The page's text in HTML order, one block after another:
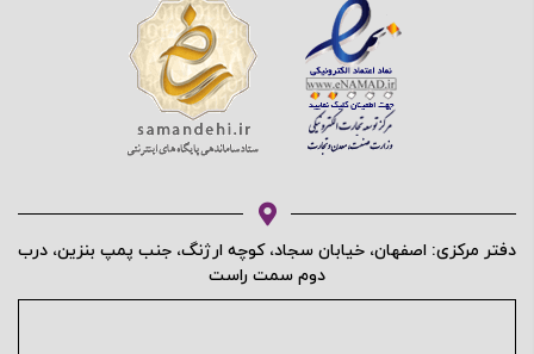
دفتر مرکزی: اصفهان، خیابان سجاد، کوچه ارژنگ، جنب پمپ بنزین، درب
دوم سمت راست